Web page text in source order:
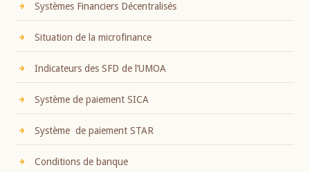
Systèmes Financiers Décentralisés
Situation de la microfinance
Indicateurs des SFD de l’UMOA
Système de paiement SICA
Système de paiement STAR
Conditions de banque